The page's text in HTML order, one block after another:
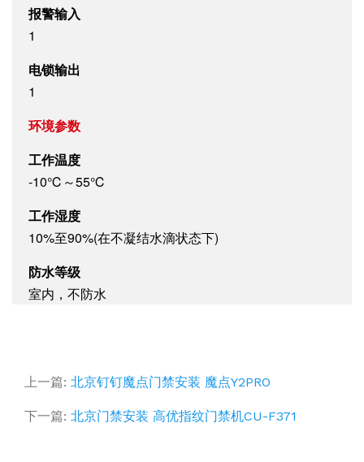
报警输入
1
电锁输出
1
环境参数
工作温度
-10℃～55℃
工作湿度
10%至90%(在不凝结水滴状态下)
防水等级
室内，不防水
上一篇: 北京钉钉魔点门禁安装 魔点Y2PRO
下一篇: 北京门禁安装 高优指纹门禁机CU-F371